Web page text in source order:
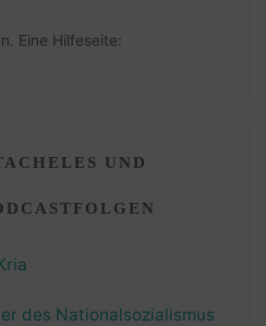
Eine Hilfeseite:
UND
des Nationalsozialismus